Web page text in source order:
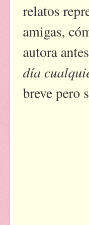
relatos
amigas,
autora
día
breve pero